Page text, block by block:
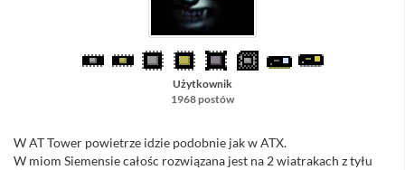
Użytkownik
1968 postów
W AT Tower powietrze idzie podobnie jak w ATX.
W miom Siemensie całośc rozwiązana jest na 2 wiatrakach z tyłu